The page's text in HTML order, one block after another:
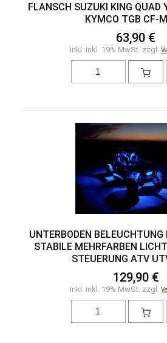
FLANSCH SUZUKI KING QUAD
KYMCO TGB CF-
63,90 €
inkl. inkl. 19% MwSt. zzgl.
UNTERBODEN
STABILE MEHRFARBEN
STEUERUNG ATV
129,90 €
inkl. inkl. 19% MwSt. zzgl.